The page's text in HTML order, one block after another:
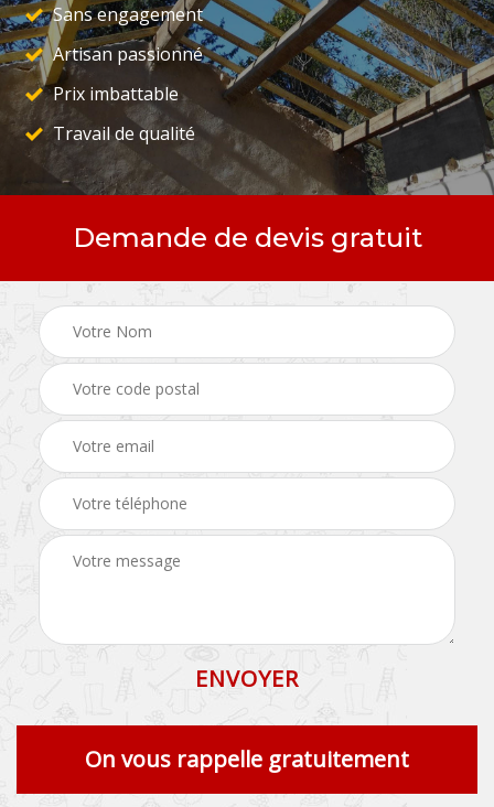
Sans engagement
Artisan passionné
Prix imbattable
Travail de qualité
Demande de devis gratuit
On vous rappelle gratuitement